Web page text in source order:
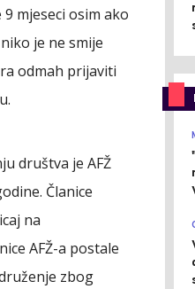
mjeseci osim ako
je ne smije
odmah prijaviti
društva je AFŽ
Članice
na
AFŽ-a postale
zbog